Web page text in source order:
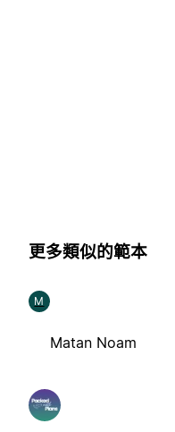
更多類似的範本
M
Matan Noam